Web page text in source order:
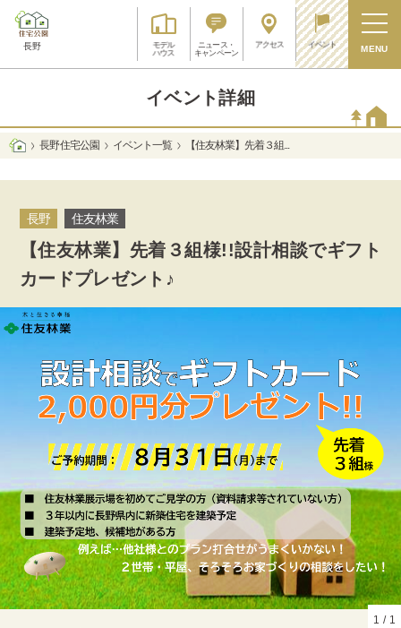
長野
モデル
ハウス
ニュース・
キャンペーン
アクセス イベント MENU
イベント詳細
長野 住宅公園 イベント一覧 【住友林業】先着３組...
長野 住友林業
【住友林業】先着３組様!!設計相談でギフト
カードプレゼント♪
1 / 1